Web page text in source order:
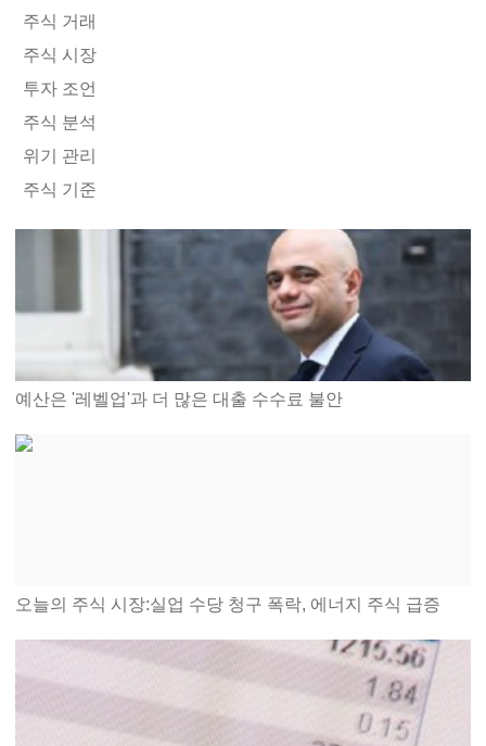
주식 거래
주식 시장
투자 조언
주식 분석
위기 관리
주식 기준
예산은 '레벨업'과 더 많은 대출 수수료 불안
오늘의 주식 시장:실업 수당 청구 폭락, 에너지 주식 급증